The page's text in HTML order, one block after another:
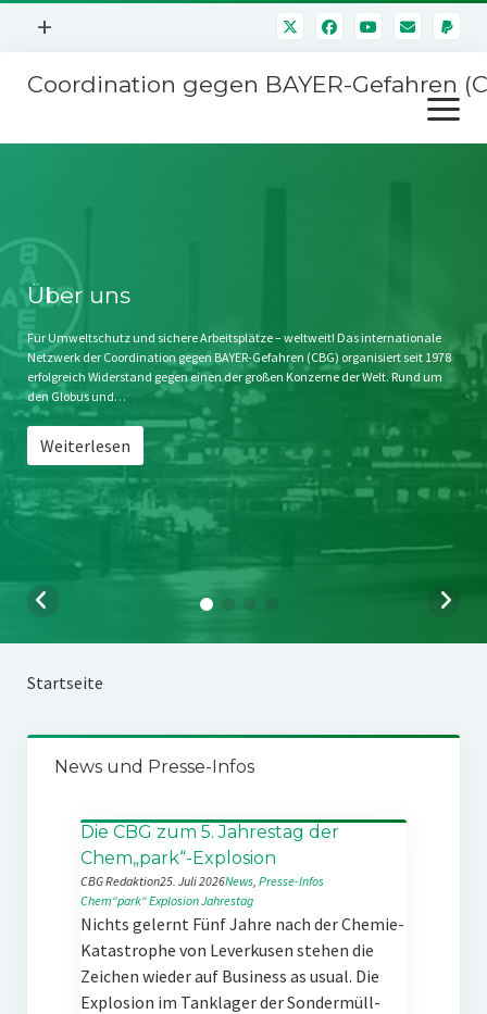
Menü
+
Mitmachen
Kontakt
Impressum
Störfälle
Coordination gegen BAYER-Gefahren
Menü
öffnen
Stichwort BAYER
Jahrestagung
SPENDEN
Über uns
Für Umweltschutz und sichere Arbeitsplätze – weltweit! Das internationale
Netzwerk der Coordination gegen BAYER-Gefahren (CBG) organisiert seit 1978
erfolgreich Widerstand gegen einen der großen Konzerne der Welt. Rund um
den Globus und…
Weiterlesen
Startseite
News und Presse-Infos
Die CBG zum 5. Jahrestag der
Chem„park“-Explosion
CBG Redaktion25. Juli 2026News, Presse-Infos
Chem“park“ExplosionJahrestag
Nichts gelernt Fünf Jahre nach der Chemie-
Katastrophe von Leverkusen stehen die
Zeichen wieder auf Business as usual. Die
Explosion im Tanklager der Sondermüll-